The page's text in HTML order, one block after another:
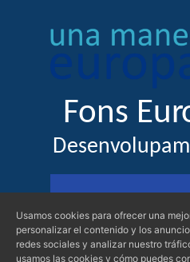
Usamos cookies para ofrecer una
personalizar el contenido y los
redes sociales y analizar nuestro
usamos las cookies y cómo puedes